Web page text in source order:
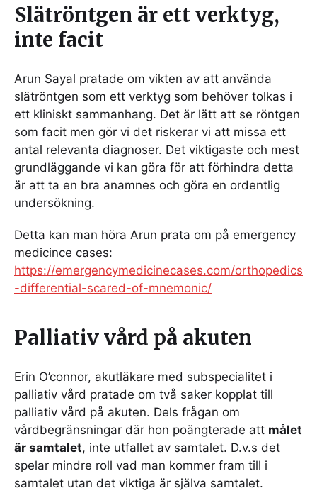
Slätröntgen är ett verktyg,
inte facit
Arun Sayal pratade om vikten av att använda
slätröntgen som ett verktyg som behöver tolkas i
ett kliniskt sammanhang. Det är lätt att se röntgen
som facit men gör vi det riskerar vi att missa ett
antal relevanta diagnoser. Det viktigaste och mest
grundläggande vi kan göra för att förhindra detta
är att ta en bra anamnes och göra en ordentlig
undersökning.
Detta kan man höra Arun prata om på emergency
medicince cases:
https://emergencymedicinecases.com/orthopedics
-differential-scared-of-mnemonic/
Palliativ vård på akuten
Erin O’connor, akutläkare med subspecialitet i
palliativ vård pratade om två saker kopplat till
palliativ vård på akuten. Dels frågan om
vårdbegränsningar där hon poängterade att målet
är samtalet, inte utfallet av samtalet. D.v.s det
spelar mindre roll vad man kommer fram till i
samtalet utan det viktiga är själva samtalet.